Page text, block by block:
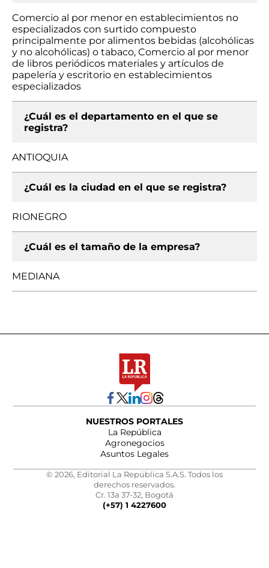
Comercio al por menor en establecimientos no
especializados con surtido compuesto
principalmente por alimentos bebidas (alcohólicas
y no alcohólicas) o tabaco, Comercio al por menor
de libros periódicos materiales y artículos de
papelería y escritorio en establecimientos
especializados
¿Cuál es el departamento en el que se
registra?
ANTIOQUIA
¿Cuál es la ciudad en el que se registra?
RIONEGRO
¿Cuál es el tamaño de la empresa?
MEDIANA
NUESTROS PORTALES
La República
Agronegocios
Asuntos Legales
© 2026, Editorial La República S.A.S. Todos los
derechos reservados.
Cr. 13a 37-32, Bogotá
(+57) 1 4227600